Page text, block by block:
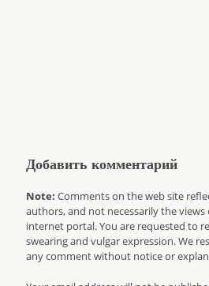
Добавить комментарий
Note: Comments on the web site
authors, and not necessarily the
internet portal. You are requested to
swearing and vulgar expression. We
any comment without notice or